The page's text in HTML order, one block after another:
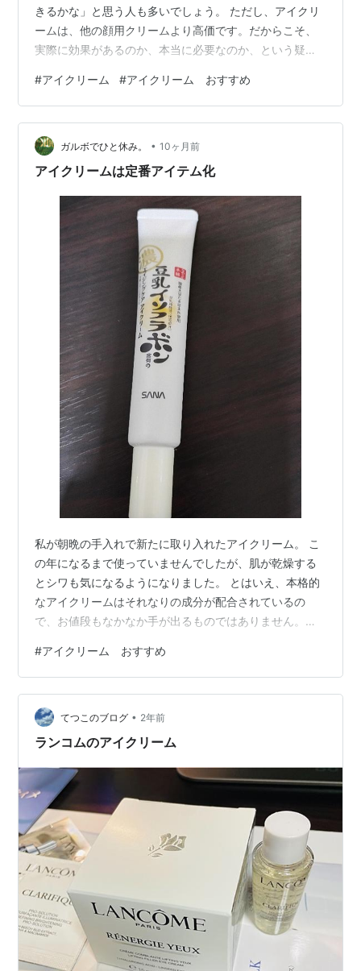
きるかな」と思う人も多いでしょう。 ただし、アイクリ
ームは、他の顔用クリームより高価です。だからこそ、
実際に効果があるのか、本当に必要なのか、という疑問
の効果の実態、効果的な選び方、そして最大限に活かす
使い方について、詳しく解説します。 目元の肌は特別？
その理由 目元は肌の中で最も繊細 顔の中でも、目元の肌
は、特に繊細で薄いです。 目元の皮膚の厚さは、顔全体
の平均の約3分の1しかありません。 そのため、乾燥しや
#アイクリーム #アイクリーム おすすめ
ガルボでひと休み。 • 10ヶ月前
アイクリームは定番アイテム化
私が朝晩の手入れで新たに取り入れたアイクリーム。 こ
の年になるまで使っていませんでしたが、肌が乾燥する
とシワも気になるようになりました。 とはいえ、本格的
なアイクリームはそれなりの成分が配合されているの
で、お値段もなかなか手が出るものではありません。
派なので、プチプラでもエイジングケアが出来るタイプ
を選んで使っています。実は1度使って切れてしまったの
でリピートです。 以前はUZUの「まつげ・めもと美容
液」を使用していましたが、切らしてしまった時には
@cosmeでも売り切れ、近所のドラッグストアにも置い
#アイクリーム おすすめ
てつこのブログ • 2年前
ランコムのアイクリーム